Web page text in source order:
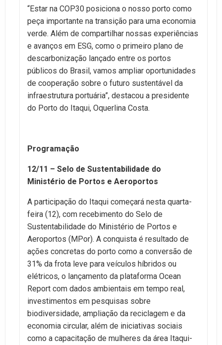
“Estar na COP30 posiciona o nosso porto como
peça importante na transição para uma economia
verde. Além de compartilhar nossas experiências
e avanços em ESG, como o primeiro plano de
descarbonização lançado entre os portos
públicos do Brasil, vamos ampliar oportunidades
de cooperação sobre o futuro sustentável da
infraestrutura portuária”, destacou a presidente
do Porto do Itaqui, Oquerlina Costa.
Programação
12/11 – Selo de Sustentabilidade do
Ministério de Portos e Aeroportos
A participação do Itaqui começará nesta quarta-
feira (12), com recebimento do Selo de
Sustentabilidade do Ministério de Portos e
Aeroportos (MPor). A conquista é resultado de
ações concretas do porto como a conversão de
31% da frota leve para veículos híbridos ou
elétricos, o lançamento da plataforma Ocean
Report com dados ambientais em tempo real,
investimentos em pesquisas sobre
biodiversidade, ampliação da reciclagem e da
economia circular, além de iniciativas sociais
como a capacitação de mulheres da área Itaqui-